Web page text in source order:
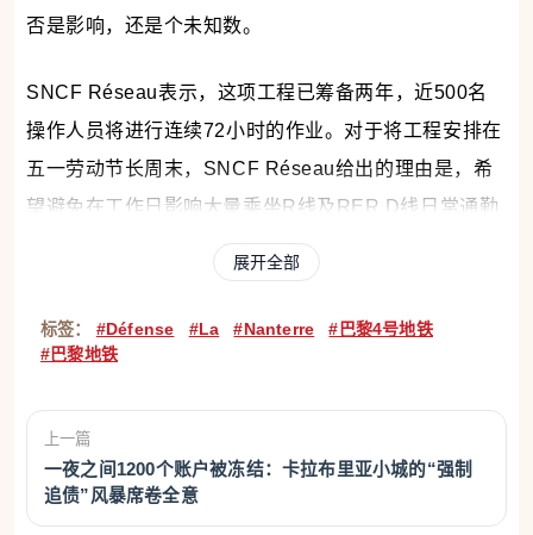
否是影响，还是个未知数。
SNCF Réseau表示，这项工程已筹备两年，近500名
操作人员将进行连续72小时的作业。对于将工程安排在
五一劳动节长周末，SNCF Réseau给出的理由是，希
望避免在工作日影响大量乘坐R线及RER D线日常通勤
的旅客。据IDFM统计，这部分旅客多达70万人。
2026年，Île-de-France
因此，RER和地铁线路将多次部分关闭，严重干扰乘客
的出行，尤其是在7月、8月以及重要长周末期间。
展开全部
标签： #Défense #La #Nanterre
#巴黎4号地铁
#巴黎地铁
上一篇
一夜之间1200个账户被冻结：卡拉布里亚小城的“强制
追债”风暴席卷全意